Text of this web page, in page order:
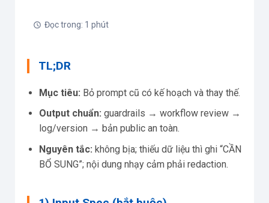
Đọc trong: 1 phút
TL;DR
Mục tiêu: Bỏ prompt cũ có kế hoạch và thay thế.
Output chuẩn: guardrails → workflow review →
log/version → bản public an toàn.
Nguyên tắc: không bịa; thiếu dữ liệu thì ghi “CẦN
BỔ SUNG”; nội dung nhạy cảm phải redaction.